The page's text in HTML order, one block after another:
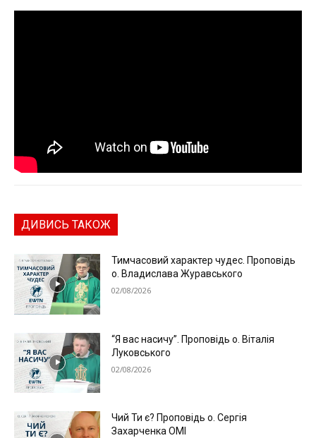
ДИВИСЬ ТАКОЖ
Тимчасовий характер чудес. Проповідь
о. Владислава Журавського
02/08/2026
“Я вас насичу”. Проповідь о. Віталія
Луковського
02/08/2026
Чий Ти є? Проповідь о. Сергія
Захарченка ОМІ